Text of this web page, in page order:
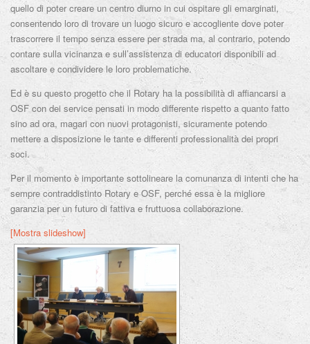
quello di poter creare un centro diurno in cui ospitare gli emarginati,
consentendo loro di trovare un luogo sicuro e accogliente dove poter
trascorrere il tempo senza essere per strada ma, al contrario, potendo
contare sulla vicinanza e sull’assistenza di educatori disponibili ad
ascoltare e condividere le loro problematiche.
Ed è su questo progetto che il Rotary ha la possibilità di affiancarsi a
OSF con dei service pensati in modo differente rispetto a quanto fatto
sino ad ora, magari con nuovi protagonisti, sicuramente potendo
mettere a disposizione le tante e differenti professionalità dei propri
soci.
Per il momento è importante sottolineare la comunanza di intenti che ha
sempre contraddistinto Rotary e OSF, perché essa è la migliore
garanzia per un futuro di fattiva e fruttuosa collaborazione.
[Mostra slideshow]